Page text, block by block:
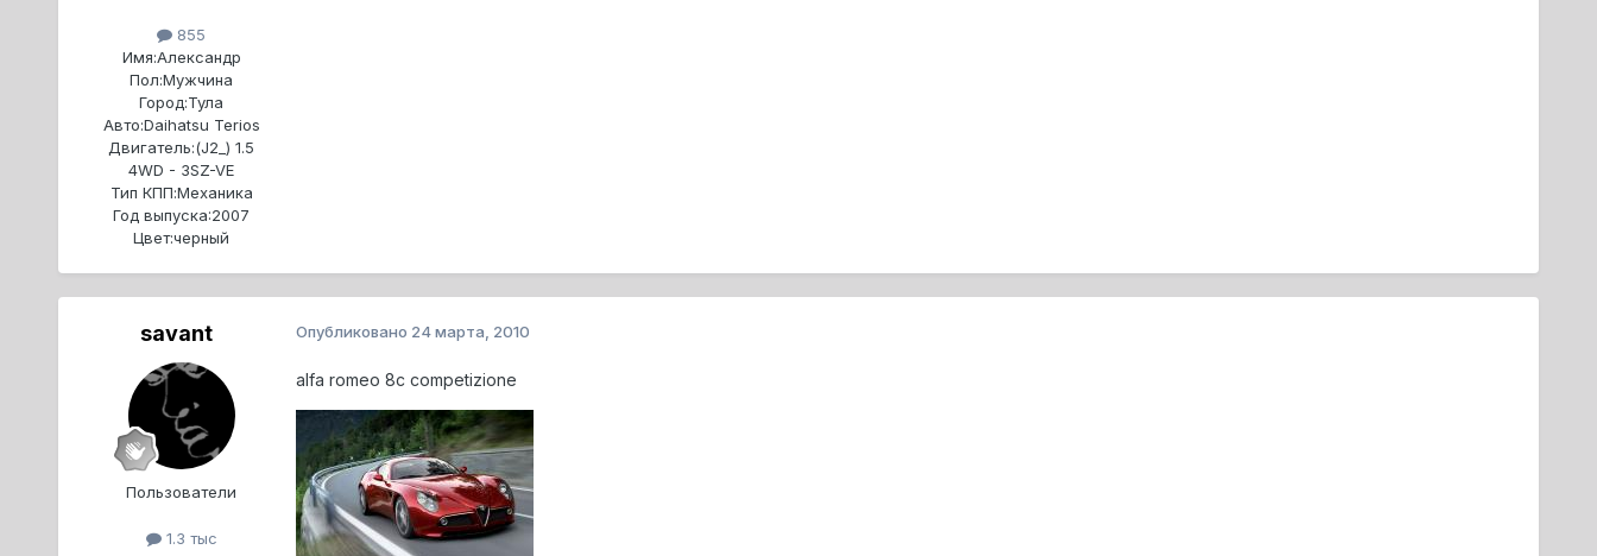
855
Имя:Александр
Пол:Мужчина
Город:Тула
Авто:Daihatsu Terios
Двигатель:(J2_) 1.5
4WD - 3SZ-VE
Тип КПП:Механика
Год выпуска:2007
Цвет:черный
savant
Пользователи
1.3 тыс
Опубликовано 24 марта, 2010
alfa romeo 8c competizione